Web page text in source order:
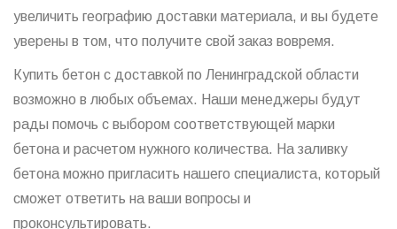
увеличить географию доставки материала, и вы будете
уверены в том, что получите свой заказ вовремя.
Купить бетон с доставкой по Ленинградской области
возможно в любых объемах. Наши менеджеры будут
рады помочь с выбором соответствующей марки
бетона и расчетом нужного количества. На заливку
бетона можно пригласить нашего специалиста, который
сможет ответить на ваши вопросы и
проконсультировать.